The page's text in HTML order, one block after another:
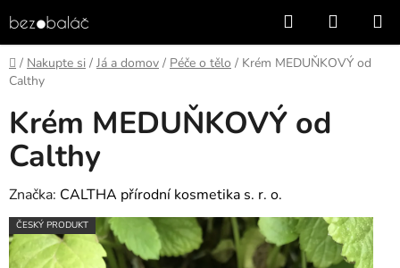
na
obsah
Hledat
KOŠÍK
Domů
/ Nakupte si / Já a domov / Péče o tělo / Krém MEDUŇKOVÝ od
Calthy
Krém MEDUŇKOVÝ od
Calthy
Značka: CALTHA přírodní kosmetika s. r. o.
ČESKÝ PRODUKT